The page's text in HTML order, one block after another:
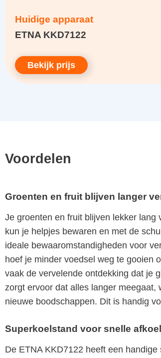
Huidige apparaat
ETNA KKD7122
Bekijk prijs
Voordelen
Groenten en fruit blijven langer
Je groenten en fruit blijven lekker
kun je helpjes bewaren en met de
ideale bewaaromstandigheden voor
hoef je minder voedsel weg te gooien
vaak de vervelende ontdekking dat je
zorgt ervoor dat alles langer
nieuwe boodschappen. Dit is handig
Superkoelstand voor snelle
De ETNA KKD7122 heeft een